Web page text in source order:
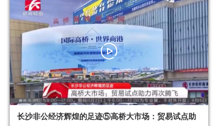
长沙非公经济辉煌的足迹⑤高桥大市场：贸易试点助